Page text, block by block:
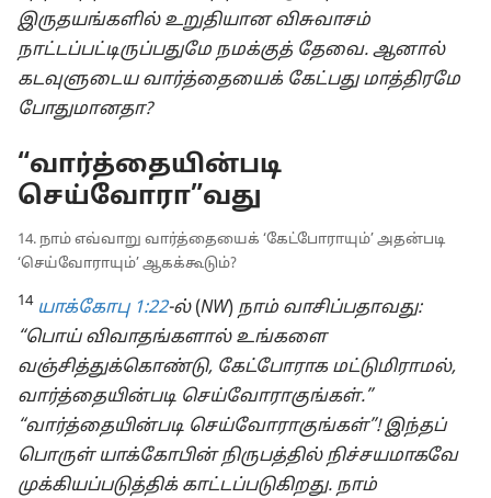
இருதயங்களில் உறுதியான விசுவாசம்
நாட்டப்பட்டிருப்பதுமே நமக்குத் தேவை. ஆனால்
கடவுளுடைய வார்த்தையைக் கேட்பது மாத்திரமே
போதுமானதா?
“வார்த்தையின்படி
செய்வோரா”வது
14. நாம் எவ்வாறு வார்த்தையைக் ‘கேட்போராயும்’ அதன்படி
‘செய்வோராயும்’ ஆகக்கூடும்?
14 யாக்கோபு 1:22-ல்(NW) நாம் வாசிப்பதாவது:
“பொய் விவாதங்களால் உங்களை
வஞ்சித்துக்கொண்டு, கேட்போராக மட்டுமிராமல்,
வார்த்தையின்படி செய்வோராகுங்கள்.”
“வார்த்தையின்படி செய்வோராகுங்கள்”! இந்தப்
பொருள் யாக்கோபின் நிருபத்தில் நிச்சயமாகவே
முக்கியப்படுத்திக் காட்டப்படுகிறது. நாம்